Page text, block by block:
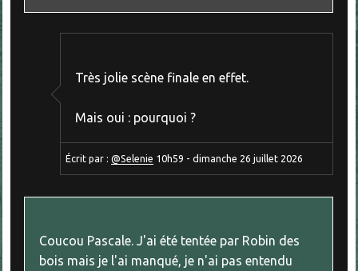
Très jolie scène finale en effet.
Mais oui : pourquoi ?
Écrit par :@Selenie 10h59 -dimanche 26 juillet 2026
Coucou Pascale. J'ai été tentée par Robin des
bois mais je l'ai manqué, je n'ai pas entendu